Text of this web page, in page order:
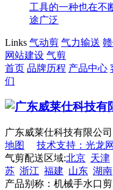
工具的一种也在不
途广泛
Links 气动剪 气力输送
网站建设 气剪
首页 品牌历程 产品中心
们
广东威莱仕科技有限公
地图
技术支持：光龙
气剪配送区域:北京 天津
苏 浙江 福建 山东 湖南
产品别称：机械手水口